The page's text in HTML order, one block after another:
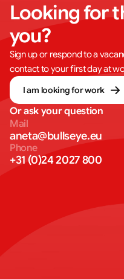
Looking for
you?
Sign up or respond to a
contact to your first day at
I am looking for work
Or ask your question
Mail
aneta@bullseye.eu
Phone
+31 (0)24 2027 800